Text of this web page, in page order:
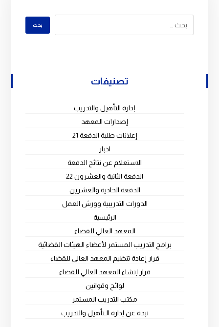
تصنيفات
إدارة التأهيل والتدريب
إصدارات المعهد
إعلانات طلبة الدفعة 21
اخبار
الاستعلام عن نتائج الدفعة
الدفعة الثانية والعشرون 22
الدفعة الحادية والعشرين
الدورات التدريبية وورش العمل
الرئيسية
المعهد العالي للقضاء
برامج التدريب المستمر لأعضاء الهيئات القضائية
قرار إعادة تنظيم المعهد العالي للقضاء
قرار إنشاء المعهد العالي للقضاء
لوائح وقوانين
مكتب التدريب المستمر
نبذة عن إدارة الـتأهيل والتدريب